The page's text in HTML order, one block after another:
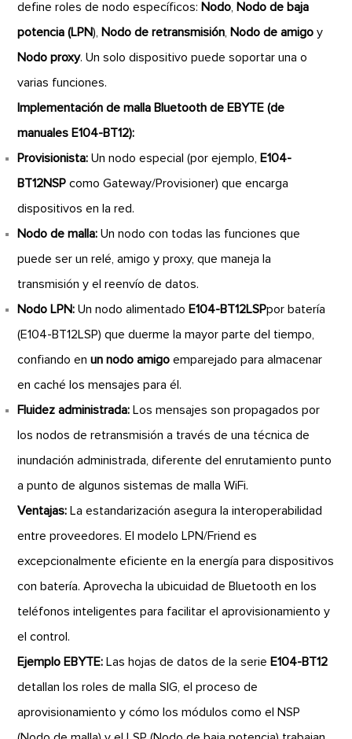
define roles de nodo específicos: Nodo Nodo de baja
potencia (LPN), Nodo de retransmisión Nodo de amigo y
Nodo proxy. Un solo dispositivo puede soportar una o
varias funciones.
Implementación de malla Bluetooth de EBYTE (de
manuales E104-BT12):
Provisionista: Un nodo especial (por ejemplo, E104-
BT12NSP como Gateway/Provisioner) que encarga
dispositivos en la red.
Nodo de malla: Un nodo con todas las funciones que
puede ser un relé, amigo y proxy, que maneja la
transmisión y el reenvío de datos.
Nodo LPN: Un nodo alimentado E104-BT12LSPpor batería
(E104-BT12LSP) que duerme la mayor parte del tiempo,
confiando enun nodo amigo emparejado para almacenar
en caché los mensajes para él.
Fluidez administrada: Los mensajes son propagados por
los nodos de retransmisión a través de una técnica de
inundación administrada, diferente del enrutamiento punto
a punto de algunos sistemas de malla WiFi.
Ventajas: La estandarización asegura la interoperabilidad
entre proveedores. El modelo LPN/Friend es
excepcionalmente eficiente en la energía para dispositivos
con batería. Aprovecha la ubicuidad de Bluetooth en los
teléfonos inteligentes para facilitar el aprovisionamiento y
el control.
Ejemplo EBYTE: Las hojas de datos de la serie E104-BT12
detallan los roles de malla SIG, el proceso de
aprovisionamiento y cómo los módulos como el NSP